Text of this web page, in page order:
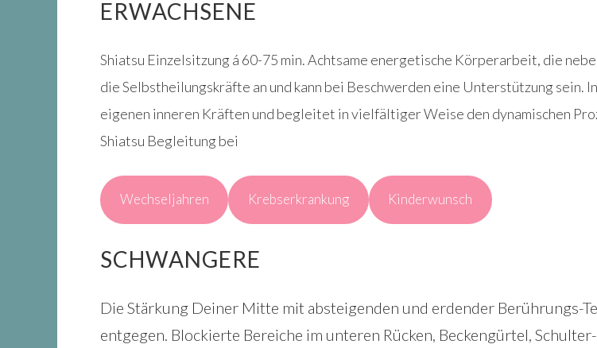
ERWACHSENE
Shiatsu Einzelsitzung á 60-75 min. Achtsame energetische Körperarbeit, die
die Selbstheilungskräfte an und kann bei Beschwerden eine Unterstützung sein.
eigenen inneren Kräften und begleitet in vielfältiger Weise den dynamischen
Shiatsu Begleitung bei
Wechseljahren Krebserkrankung Kinderwunsch
SCHWANGERE
Die Stärkung Deiner Mitte mit absteigenden und erdender Berührungs-
entgegen. Blockierte Bereiche im unteren Rücken, Beckengürtel,